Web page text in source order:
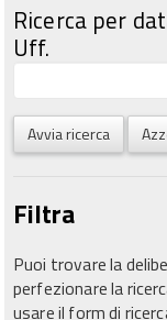
Ricerca per
Uff.
Avvia ricerca
Filtra
Puoi trovare la
perfezionare la
usare il form di